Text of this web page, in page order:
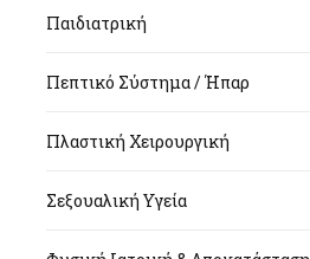
Παιδιατρική
Πεπτικό Σύστημα / Ήπαρ
Πλαστική Χειρουργική
Σεξουαλική Υγεία